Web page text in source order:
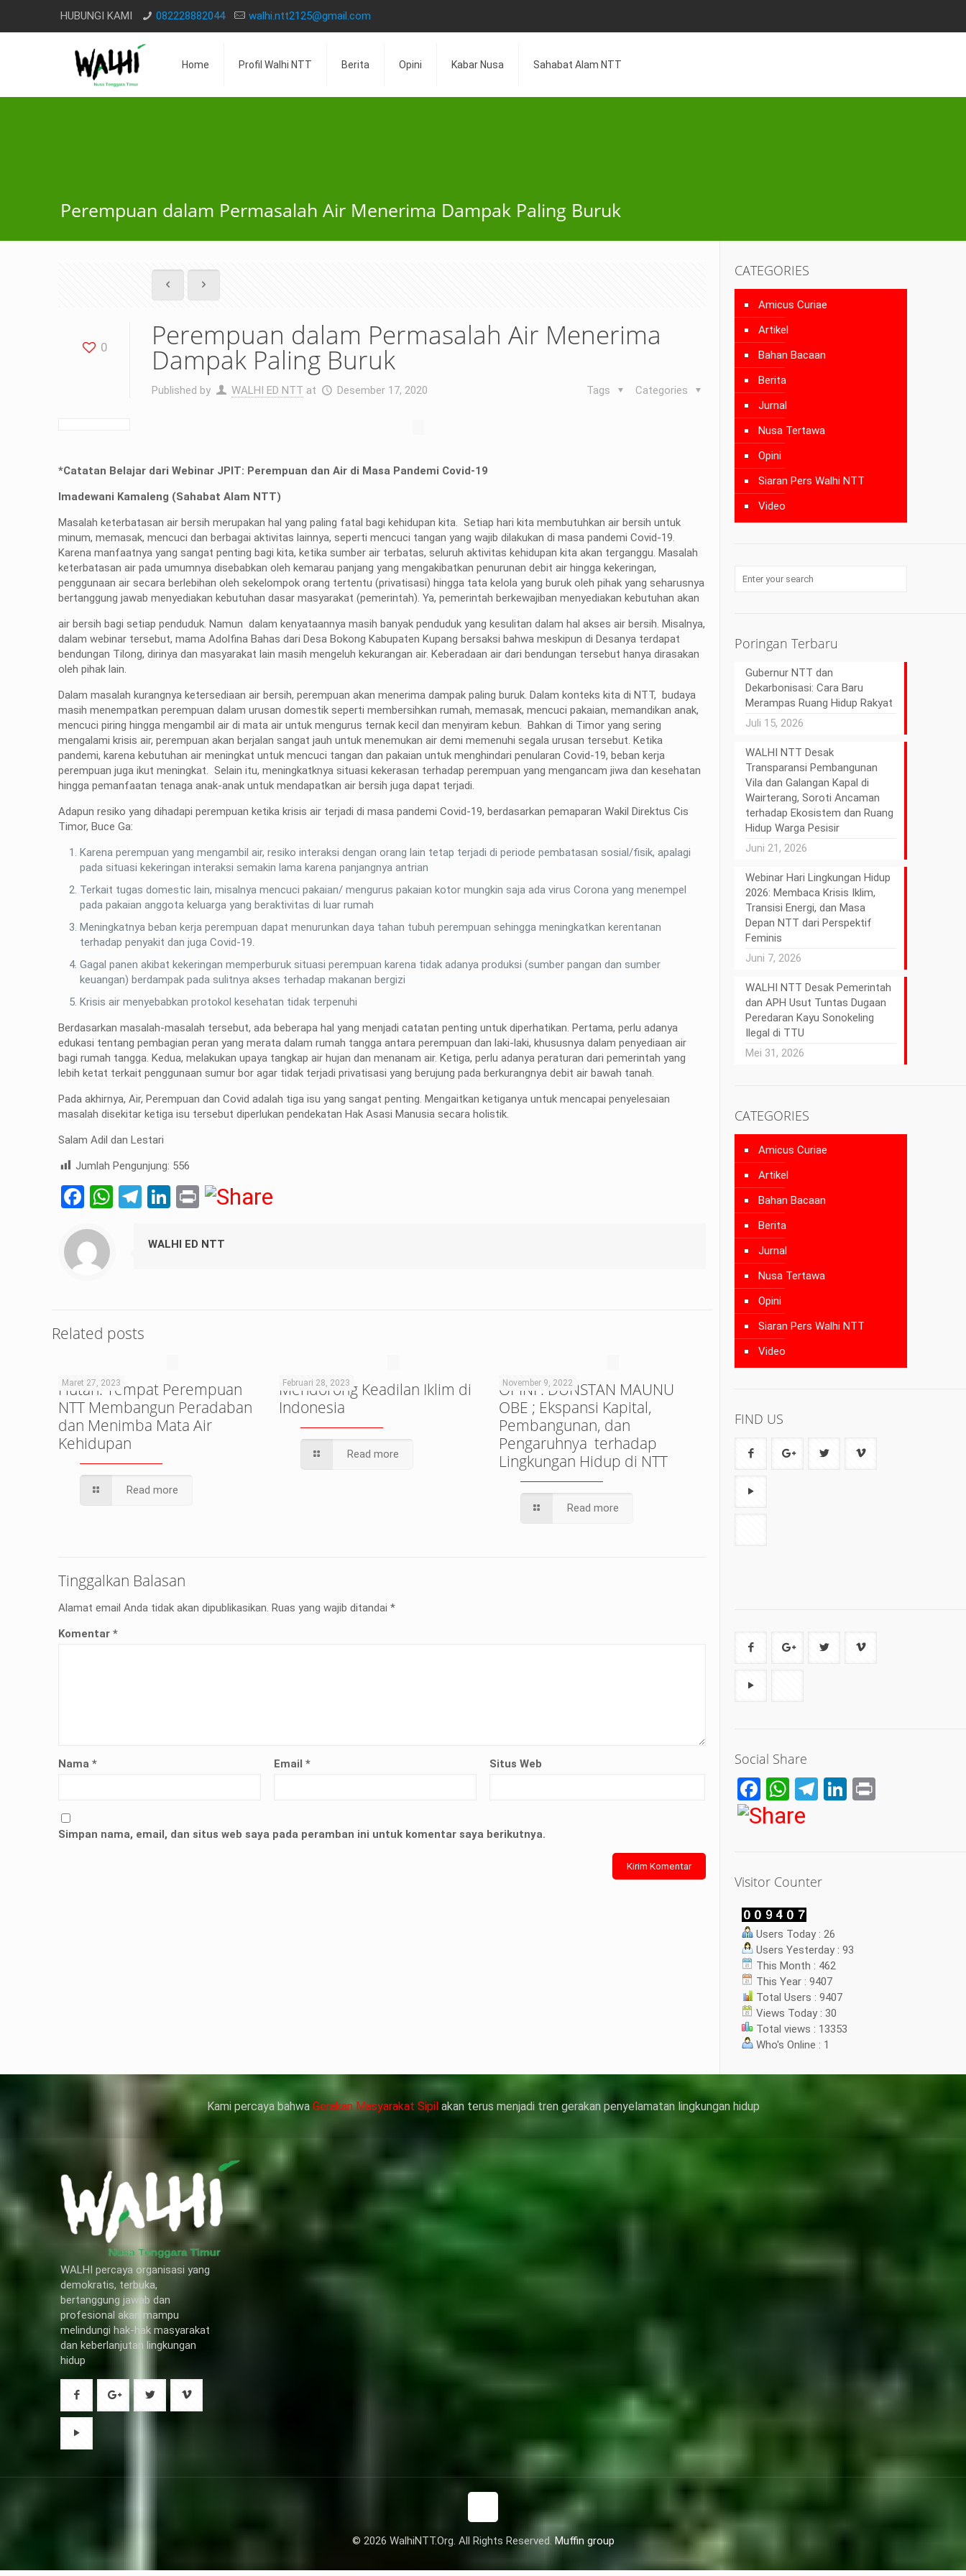
HUBUNGI KAMI 082228882044 walhi.ntt2125@gmail.com
Home Profil Walhi NTT Berita Opini Kabar Nusa Sahabat Alam NTT
Perempuan dalam Permasalah Air Menerima Dampak Paling Buruk
0 Perempuan dalam Permasalah Air Menerima
Dampak Paling Buruk
Published by WALHI ED NTT at Desember 17, 2020 Categories
Tags
*Catatan Belajar dari Webinar JPIT: Perempuan dan Air di Masa Pandemi Covid-19
Imadewani Kamaleng (Sahabat Alam NTT)
Masalah keterbatasan air bersih merupakan hal yang paling fatal bagi kehidupan kita. Setiap hari kita membutuhkan air bersih untuk
minum, memasak, mencuci dan berbagai aktivitas lainnya, seperti mencuci tangan yang wajib dilakukan di masa pandemi Covid-19.
Karena manfaatnya yang sangat penting bagi kita, ketika sumber air terbatas, seluruh aktivitas kehidupan kita akan terganggu. Masalah
keterbatasan air pada umumnya disebabkan oleh kemarau panjang yang mengakibatkan penurunan debit air hingga kekeringan,
penggunaan air secara berlebihan oleh sekelompok orang tertentu (privatisasi) hingga tata kelola yang buruk oleh pihak yang seharusnya
bertanggung jawab menyediakan kebutuhan dasar masyarakat (pemerintah). Ya, pemerintah berkewajiban menyediakan kebutuhan akan
air bersih bagi setiap penduduk. Namun dalam kenyataannya masih banyak penduduk yang kesulitan dalam hal akses air bersih. Misalnya,
dalam webinar tersebut, mama Adolfina Bahas dari Desa Bokong Kabupaten Kupang bersaksi bahwa meskipun di Desanya terdapat
bendungan Tilong, dirinya dan masyarakat lain masih mengeluh kekurangan air. Keberadaan air dari bendungan tersebut hanya dirasakan
oleh pihak lain.
Dalam masalah kurangnya ketersediaan air bersih, perempuan akan menerima dampak paling buruk. Dalam konteks kita di NTT, budaya
masih menempatkan perempuan dalam urusan domestik seperti membersihkan rumah, memasak, mencuci pakaian, memandikan anak,
mencuci piring hingga mengambil air di mata air untuk mengurus ternak kecil dan menyiram kebun. Bahkan di Timor yang sering
mengalami krisis air, perempuan akan berjalan sangat jauh untuk menemukan air demi memenuhi segala urusan tersebut. Ketika
pandemi, karena kebutuhan air meningkat untuk mencuci tangan dan pakaian untuk menghindari penularan Covid-19, beban kerja
perempuan juga ikut meningkat. Selain itu, meningkatknya situasi kekerasan terhadap perempuan yang mengancam jiwa dan kesehatan
hingga pemanfaatan tenaga anak-anak untuk mendapatkan air bersih juga dapat terjadi.
Adapun resiko yang dihadapi perempuan ketika krisis air terjadi di masa pandemi Covid-19, berdasarkan pemaparan Wakil Direktus Cis
Timor, Buce Ga:
Karena perempuan yang mengambil air, resiko interaksi dengan orang lain tetap terjadi di periode pembatasan sosial/fisik, apalagi
pada situasi kekeringan interaksi semakin lama karena panjangnya antrian
Terkait tugas domestic lain, misalnya mencuci pakaian/ mengurus pakaian kotor mungkin saja ada virus Corona yang menempel
pada pakaian anggota keluarga yang beraktivitas di luar rumah
Meningkatnya beban kerja perempuan dapat menurunkan daya tahan tubuh perempuan sehingga meningkatkan kerentanan
terhadap penyakit dan juga Covid-19.
Gagal panen akibat kekeringan memperburuk situasi perempuan karena tidak adanya produksi (sumber pangan dan sumber
keuangan) berdampak pada sulitnya akses terhadap makanan bergizi
Krisis air menyebabkan protokol kesehatan tidak terpenuhi
Berdasarkan masalah-masalah tersebut, ada beberapa hal yang menjadi catatan penting untuk diperhatikan. Pertama, perlu adanya
edukasi tentang pembagian peran yang merata dalam rumah tangga antara perempuan dan laki-laki, khususnya dalam penyediaan air
bagi rumah tangga. Kedua, melakukan upaya tangkap air hujan dan menanam air. Ketiga, perlu adanya peraturan dari pemerintah yang
lebih ketat terkait penggunaan sumur bor agar tidak terjadi privatisasi yang berujung pada berkurangnya debit air bawah tanah.
Pada akhirnya, Air, Perempuan dan Covid adalah tiga isu yang sangat penting. Mengaitkan ketiganya untuk mencapai penyelesaian
masalah disekitar ketiga isu tersebut diperlukan pendekatan Hak Asasi Manusia secara holistik.
Salam Adil dan Lestari
Jumlah Pengunjung: 556
Facebook
WhatsApp
Telegram
LinkedIn
Print
WALHI ED NTT
Related posts
Maret 27, 2023
Hutan: Tempat Perempuan
NTT Membangun Peradaban
dan Menimba Mata Air
Kehidupan
Read more
Februari 28, 2023
Mendorong Keadilan Iklim di
Indonesia
Read more
November 9, 2022
OPINI : DUNSTAN MAUNU
OBE ; Ekspansi Kapital,
Pembangunan, dan
Pengaruhnya terhadap
Lingkungan Hidup di NTT
Read more
Tinggalkan Balasan
Alamat email Anda tidak akan dipublikasikan. Ruas yang wajib ditandai*
Komentar*
Nama* Email* Situs Web
Simpan nama, email, dan situs web saya pada peramban ini untuk komentar saya berikutnya.
CATEGORIES
Amicus Curiae
Artikel
Bahan Bacaan
Berita
Jurnal
Nusa Tertawa
Opini
Siaran Pers Walhi NTT
Video
Poringan Terbaru
Gubernur NTT dan
Dekarbonisasi: Cara Baru
Merampas Ruang Hidup Rakyat
Juli 15, 2026
WALHI NTT Desak
Transparansi Pembangunan
Vila dan Galangan Kapal di
Wairterang, Soroti Ancaman
terhadap Ekosistem dan Ruang
Hidup Warga Pesisir
Juni 21, 2026
Webinar Hari Lingkungan Hidup
2026: Membaca Krisis Iklim,
Transisi Energi, dan Masa
Depan NTT dari Perspektif
Feminis
Juni 7, 2026
WALHI NTT Desak Pemerintah
dan APH Usut Tuntas Dugaan
Peredaran Kayu Sonokeling
Ilegal di TTU
Mei 31, 2026
CATEGORIES
Amicus Curiae
Artikel
Bahan Bacaan
Berita
Jurnal
Nusa Tertawa
Opini
Siaran Pers Walhi NTT
Video
FIND US
Social Share
Facebook
WhatsApp
Telegram
LinkedIn
Visitor Counter
Users Today : 26
Users Yesterday : 93
This Month : 462
This Year : 9407
Total Users : 9407
Views Today : 30
Total views : 13353
Who's Online : 1
Kami percaya bahwa Gerakan Masyarakat Sipilakan terus menjadi tren gerakan penyelamatan lingkungan hidup
WALHI percaya organisasi yang
demokratis, terbuka,
bertanggung jawab dan
profesional akan mampu
melindungi hak-hak masyarakat
dan keberlanjutan lingkungan
hidup
© 2026 WalhiNTT.Org. All Rights Reserved. Muffin group